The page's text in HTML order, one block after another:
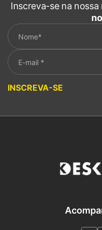
Inscreva-se na
INSCREVA-SE